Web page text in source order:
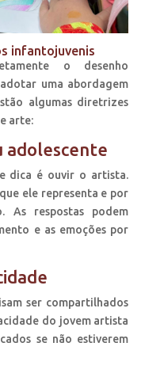
infantojuvenis
o desenho
uma abordagem
algumas diretrizes
arte:
adolescente
dica é ouvir o artista.
ele representa e por
As respostas podem
e as emoções por
ser compartilhados
do jovem artista
se não estiverem